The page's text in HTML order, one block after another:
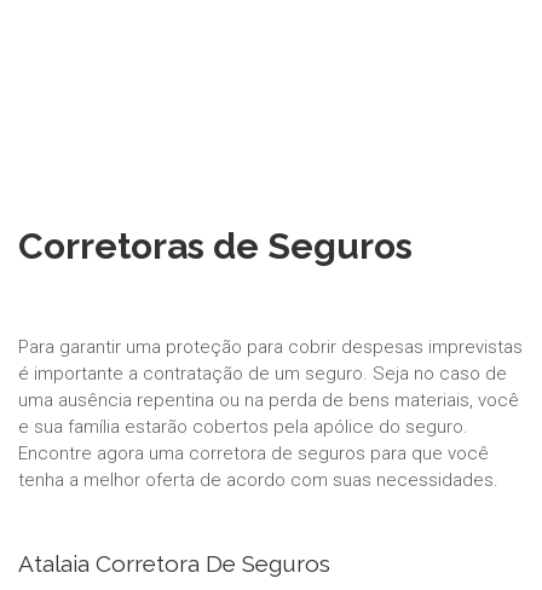
Corretoras de Seguros
Para garantir uma proteção para cobrir despesas imprevistas
é importante a contratação de um seguro. Seja no caso de
uma ausência repentina ou na perda de bens materiais, você
e sua família estarão cobertos pela apólice do seguro.
Encontre agora uma corretora de seguros para que você
tenha a melhor oferta de acordo com suas necessidades.
Atalaia Corretora De Seguros